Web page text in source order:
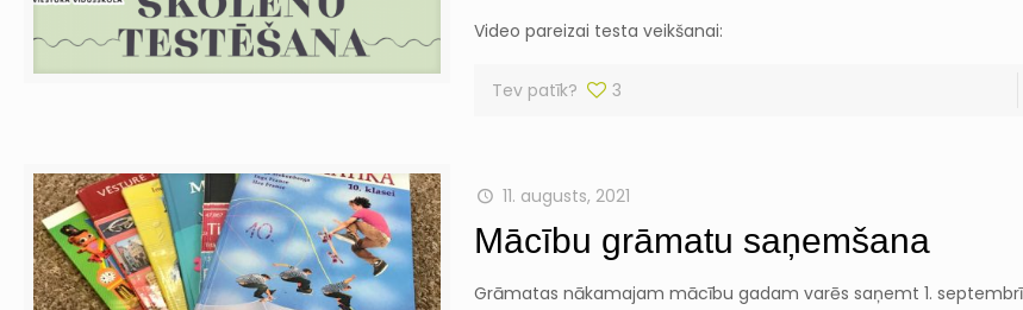
Video pareizai testa veikšanai:
Tev patīk? 3
11. augusts, 2021
Mācību grāmatu saņemšana
Grāmatas nākamajam mācību gadam varēs saņemt 1.